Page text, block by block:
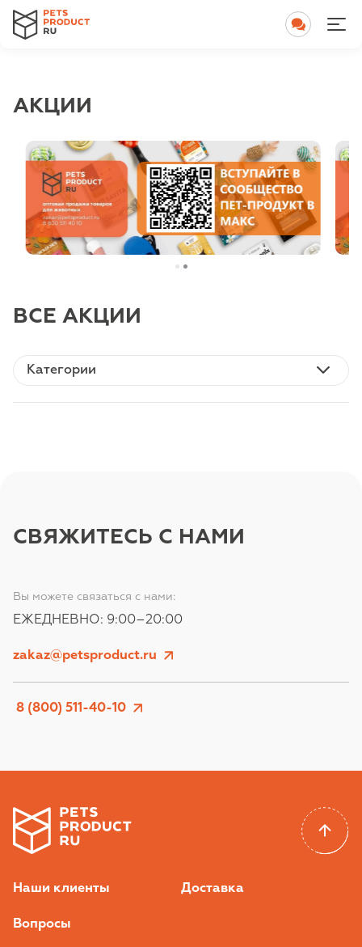
АКЦИИ
ВСЕ АКЦИИ
СВЯЖИТЕСЬ С НАМИ
Вы можете связаться с нами:
ЕЖЕДНЕВНО: 9:00–20:00
zakaz@petsproduct.ru
8 (800) 511-40-10
Наши клиенты Доставка
Вопросы